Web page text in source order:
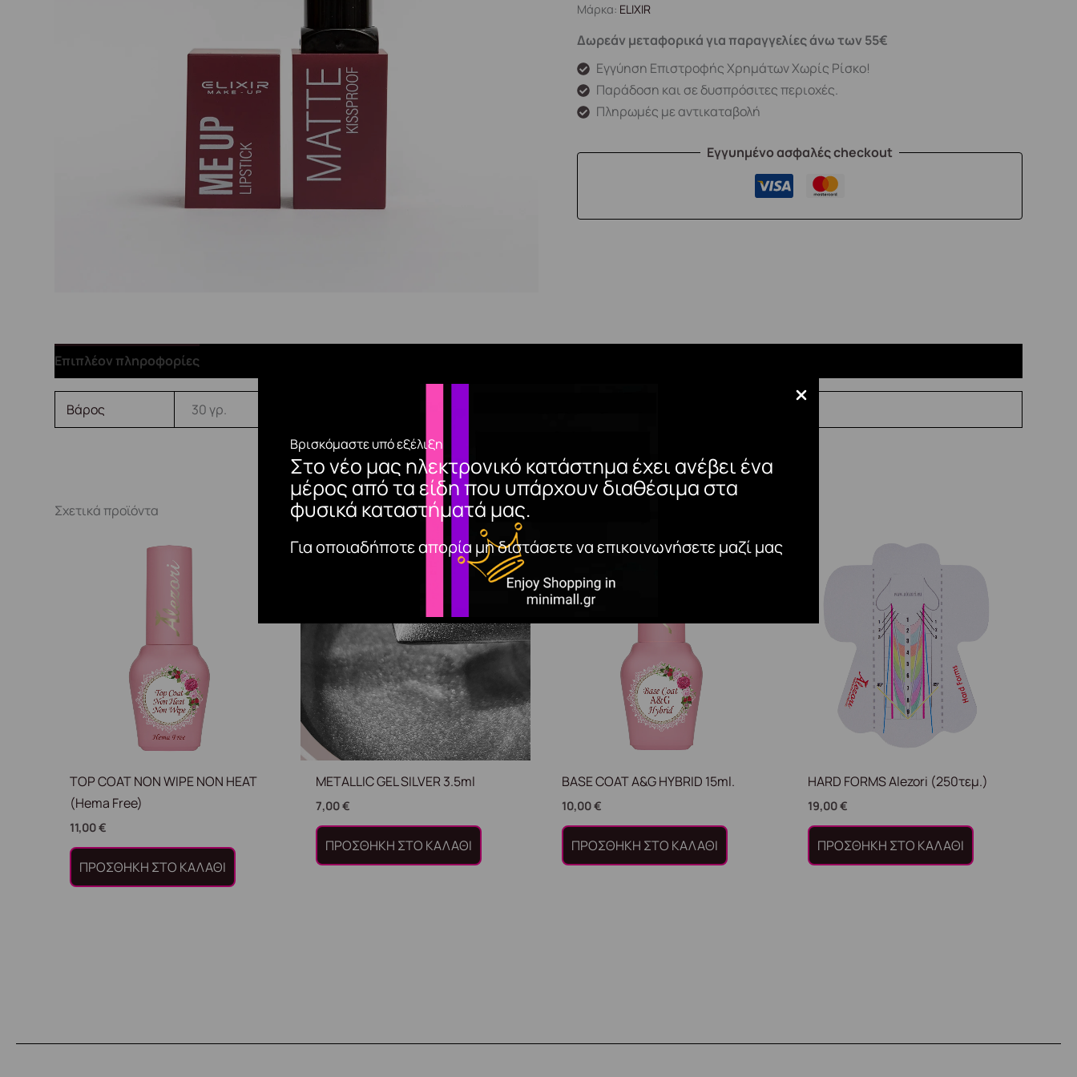
Βρισκόμαστε υπό εξέλιξη
Στο νέο μας ηλεκτρονικό κατάστημα έχει ανέβει ένα
μέρος από τα είδη που υπάρχουν διαθέσιμα στα
φυσικά καταστήματά μας.
Για οποιαδήποτε απορία μη διστάσετε να επικοινωνήσετε μαζί μας
Μάρκα: ELIXIR
Δωρεάν μεταφορικά για παραγγελίες άνω των 55€
Εγγύηση Επιστροφής Χρημάτων Χωρίς Ρίσκο!
Παράδοση και σε δυσπρόσιτες περιοχές.
Πληρωμές με αντικαταβολή
Εγγυημένο ασφαλές checkout
Επιπλέον πληροφορίες
Βάρος 30 γρ.
Σχετικά προϊόντα
TOP COAT NON WIPE NON HEAT
(Hema Free)
11,00€
ΠΡΟΣΘΉΚΗ ΣΤΟ ΚΑΛΆΘΙ
METALLIC GEL SILVER 3.5ml
7,00€
ΠΡΟΣΘΉΚΗ ΣΤΟ ΚΑΛΆΘΙ
BASE COAT A&G HYBRID 15ml.
10,00€
ΠΡΟΣΘΉΚΗ ΣΤΟ ΚΑΛΆΘΙ
HARD FORMS Alezori (250τεμ.)
19,00€
ΠΡΟΣΘΉΚΗ ΣΤΟ ΚΑΛΆΘΙ